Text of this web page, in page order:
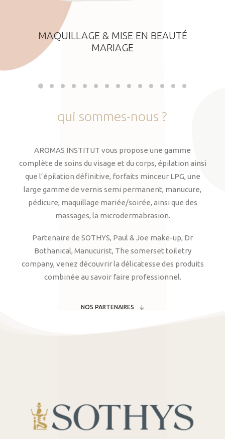
MAQUILLAGE & MISE EN BEAUTÉ
MARIAGE
qui sommes-nous ?
AROMAS INSTITUT vous propose une gamme
complète de soins du visage et du corps, épilation ainsi
que l’épilation définitive, forfaits minceur LPG, une
large gamme de vernis semi permanent, manucure,
pédicure, maquillage mariée/soirée, ainsi que des
massages, la microdermabrasion.
Partenaire de SOTHYS, Paul & Joe make-up, Dr
Bothanical, Manucurist, The somerset toiletry
company, venez découvrir la délicatesse des produits
combinée au savoir faire professionnel.
NOS PARTENAIRES